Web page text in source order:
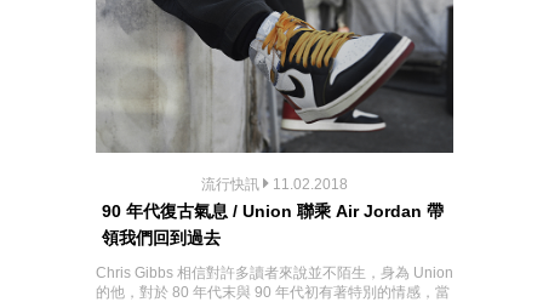
流行快訊 11.02.2018
90 年代復古氣息 / Union 聯乘 Air Jordan 帶
領我們回到過去
Chris Gibbs 相信對許多讀者來說並不陌生，身為 Union
的他，對於 80 年代末與 90 年代初有著特別的情感，當